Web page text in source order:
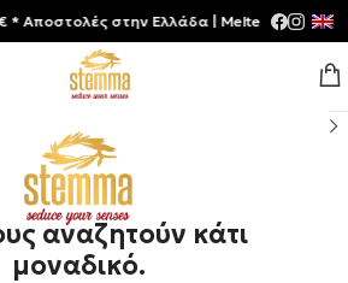
αναζητούν κάτι
μοναδικό.
Αρώματα
στην Ελλάδα | Meltemia Exclusive